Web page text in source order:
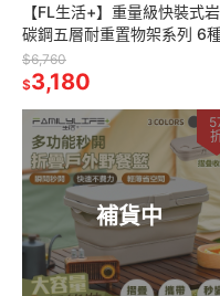
【FL生活+】重量級快裝式
碳鋼五層耐重置物架系列 6
規格任選 角鋼架 鐵架 貨架 鐵
力士架 免螺絲 耐重架 陳列架
$6,760
$3,180
補貨中